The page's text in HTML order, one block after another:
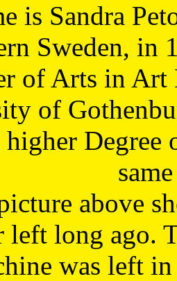
is Sandra
Sweden, in
of Arts in Art
of
Degree
above
left long ago.
was left